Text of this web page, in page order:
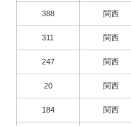
388 関西
311 関西
247 関西
20 関西
184 関西